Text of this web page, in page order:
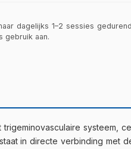
dagelijks 1–2 sessies
gebruik aan.
systeem,
in directe verbinding met